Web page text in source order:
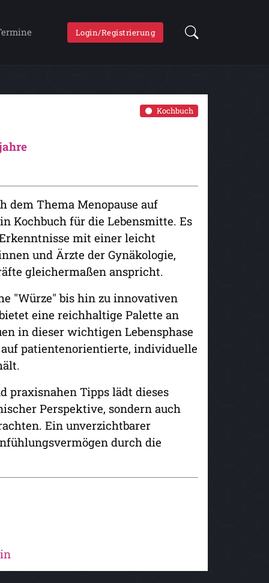
Login/Registrierung
Kochbuch
dem Thema Menopause auf
Kochbuch für die Lebensmitte. Es
mit einer leicht
und Ärzte der Gynäkologie,
gleichermaßen anspricht.
"Würze" bis hin zu innovativen
eine reichhaltige Palette an
in dieser wichtigen Lebensphase
patientenorientierte, individuelle
praxisnahen Tipps lädt dieses
Perspektive, sondern auch
Ein unverzichtbarer
durch die